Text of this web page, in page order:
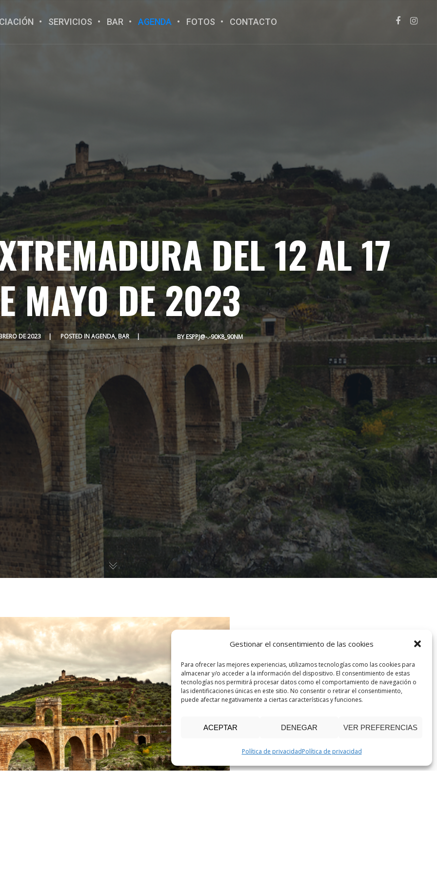
Gestionar el consentimiento de las cookies
Para ofrecer las mejores experiencias, utilizamos tecnologías como las cookies para
almacenar y/o acceder a la información del dispositivo. El consentimiento de estas
tecnologías nos permitirá procesar datos como el comportamiento de navegación o
las identificaciones únicas en este sitio. No consentir o retirar el consentimiento,
puede afectar negativamente a ciertas características y funciones.
ACEPTAR DENEGAR VER PREFERENCIAS
Política de privacidadPolítica de privacidad
SERVICIOS BAR AGENDA FOTOS CONTACTO
DEL 12 AL 17
MAYO DE 2023
DE 2023 POSTED INAGENDA,BAR BYESPPJ@-.-90K8_90NM